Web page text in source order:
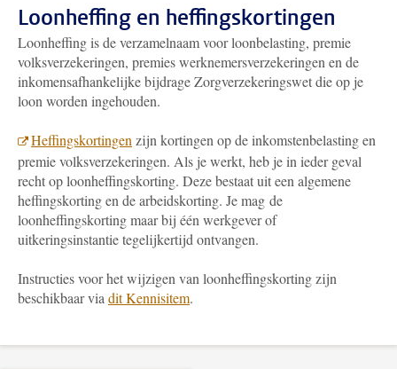
Loonheffing en heffingskortingen
Loonheffing is de verzamelnaam voor loonbelasting, premie
volksverzekeringen, premies werknemersverzekeringen en de
inkomensafhankelijke bijdrage Zorgverzekeringswet die op je
loon worden ingehouden.
Heffingskortingen zijn kortingen op de inkomstenbelasting en
premie volksverzekeringen. Als je werkt, heb je in ieder geval
recht op loonheffingskorting. Deze bestaat uit een algemene
heffingskorting en de arbeidskorting. Je mag de
loonheffingskorting maar bij één werkgever of
uitkeringsinstantie tegelijkertijd ontvangen.
Instructies voor het wijzigen van loonheffingskorting zijn
beschikbaar via dit Kennisitem.